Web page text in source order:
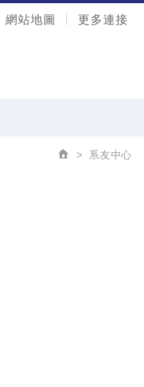
網站地圖 更多連接
系友中心